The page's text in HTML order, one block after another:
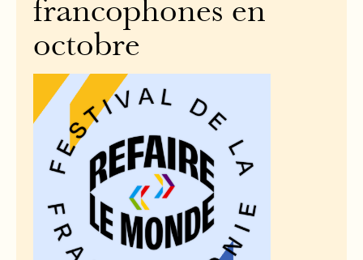
francophones en
octobre